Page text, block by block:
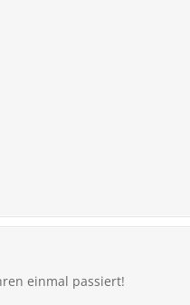
einmal passiert!